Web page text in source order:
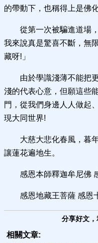
的帶動下，也稱得上是佛化
從第一次被騙進道場
我來說真是驚喜不斷，無
藏呀!」
由於學識淺薄不能把
淺的代表心意，但願這些
門，從我們身邊人人做起
現大同世界!
大慈大悲化春風，暮
讓蓮花遍地生。
感恩本師釋迦牟尼佛
感恩地藏王菩薩 感恩
分享好文
相關文章: